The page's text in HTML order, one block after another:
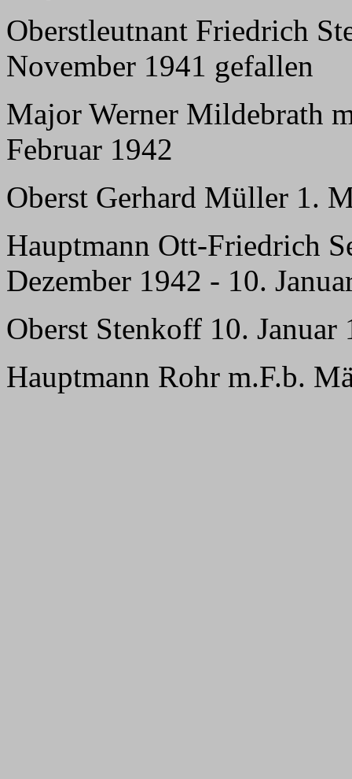
Oberstleutnant Friedrich
November 1941 gefallen
Major Werner Mildebrath
Februar 1942
Oberst Gerhard Müller 1.
Hauptmann Ott-Friedrich
Dezember 1942 - 10.
Oberst Stenkoff 10.
Hauptmann Rohr m.F.b.